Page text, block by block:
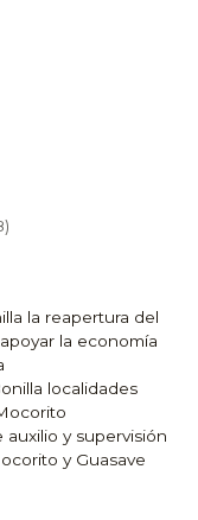
la reapertura del
la economía
localidades
y supervisión
y Guasave